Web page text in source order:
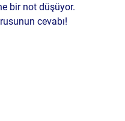
bir not düşüyor.
cevabı!